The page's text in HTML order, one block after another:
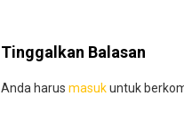
Tinggalkan Balasan
Anda harus masukuntuk